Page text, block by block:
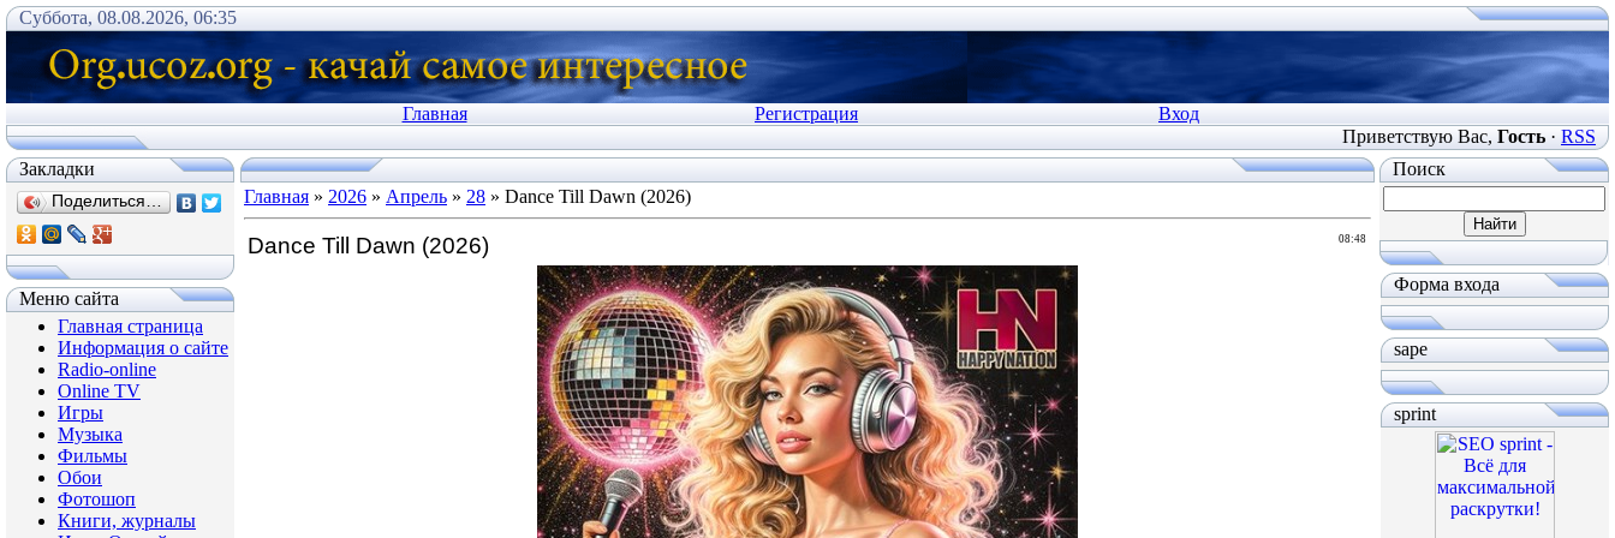
Суббота, 08.08.2026, 06:35
Главная Регистрация
Вход
Приветствую Вас, Гость· RSS
Закладки
Поделиться…
Меню сайта
Главная страница
Информация о сайте
Radio-online
Online TV
Игры
Музыка
Фильмы
Обои
Фотошоп
Книги, журналы
Главная » 2026 » Апрель » 28 » Dance Till Dawn (2026)
08:48
Dance Till Dawn (2026)
Поиск
Форма входа
sape
sprint